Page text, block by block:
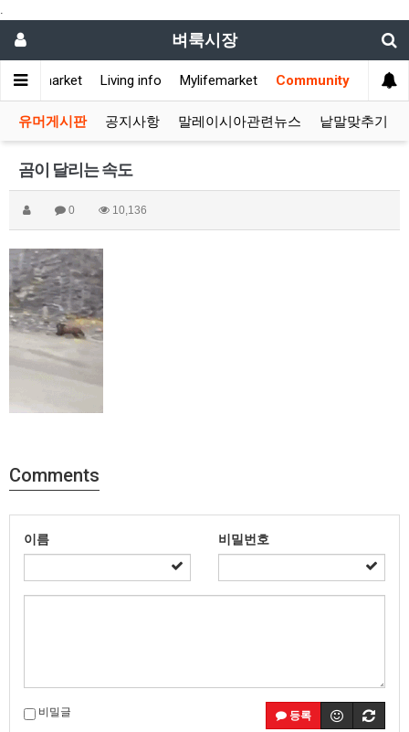
.
벼룩시장
Flea market Living info Mylifemarket Community
유머게시판 공지사항 말레이시아관련뉴스 낱말맞추기
곰이 달리는 속도
0 10,136
Comments
이름 비밀번호
등록
비밀글